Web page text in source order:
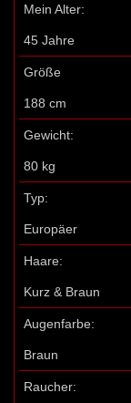
Mein Alter:
45 Jahre
Größe
188 cm
Gewicht:
80 kg
Typ:
Europäer
Haare:
Kurz & Braun
Augenfarbe:
Braun
Raucher: